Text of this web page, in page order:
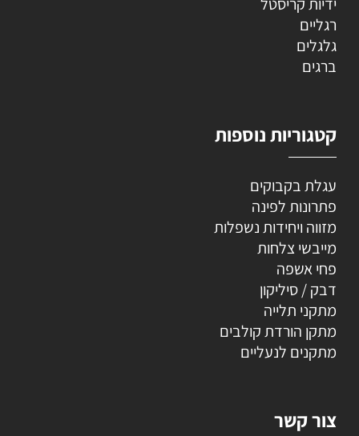
רגליים
גלגלים
ברגים
קטגוריות נוספות
עגלת בקבוקים
פתרונות לפינה
מזווה ויחידות נשפלות
מייבשי צלחות
פחי אשפה
דבק / סיליקון
מתקני תלייה
מתקן הורדת קולבים
מתקנים לנעליים
צור קשר